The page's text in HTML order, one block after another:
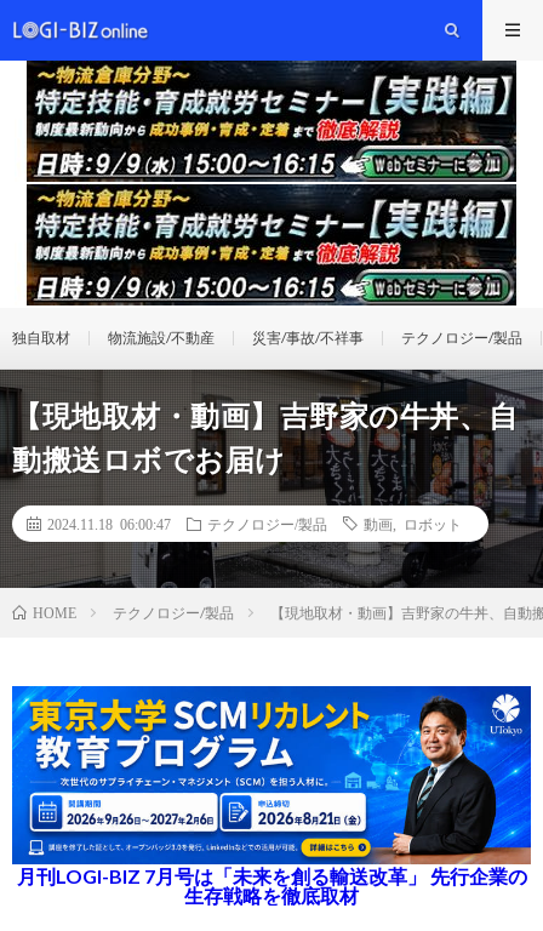
独自取材 物流施設/不動産 災害/事故/不祥事 テクノロジー/製品
【現地取材・動画】吉野家の牛丼、自
動搬送ロボでお届け
2024.11.18 06:00:47 テクノロジー/製品 動画 ロボット
HOME テクノロジー/製品 【現地取材・動画】吉野家の牛丼、自動
月刊LOGI-BIZ 7月号は「未来を創る輸送改革」 先行企業の
生存戦略を徹底取材